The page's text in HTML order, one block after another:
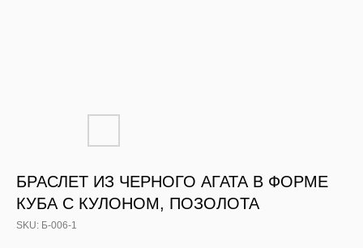
БРАСЛЕТ ИЗ ЧЕРНОГО АГАТА В ФОРМЕ
КУБА С КУЛОНОМ, ПОЗОЛОТА
SKU: Б-006-1